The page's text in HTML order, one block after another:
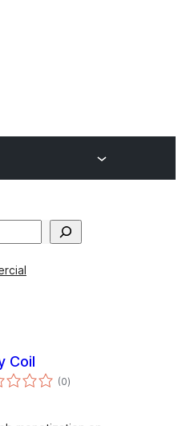
Coil
(0एकूण
मूल्यांकन
)